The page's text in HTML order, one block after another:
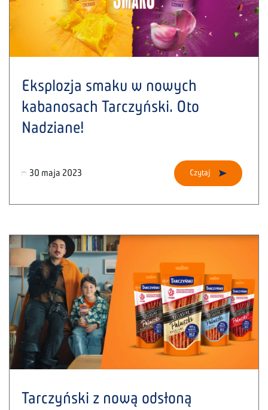
Eksplozja smaku w nowych
kabanosach Tarczyński. Oto
Nadziane!
30 maja 2023 Czytaj
Tarczyński z nową odsłoną